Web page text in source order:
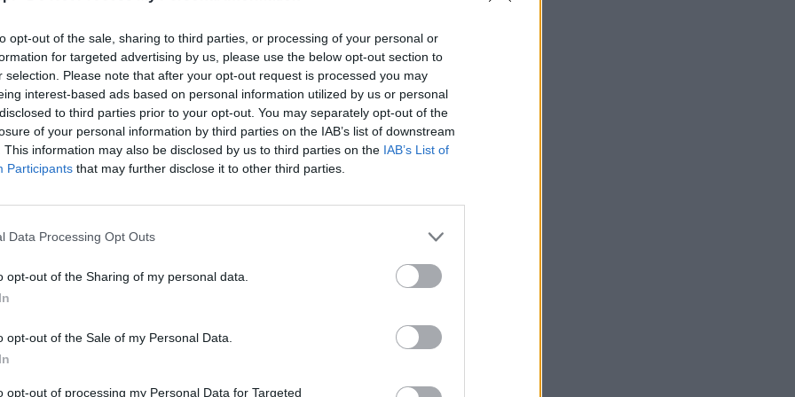
opt-out of the sale, sharing to third parties, or processing of your personal or
for targeted advertising by us, please use the below opt-out section to
selection. Please note that after your opt-out request is processed you may
interest-based ads based on personal information utilized by us or personal
to third parties prior to your opt-out. You may separately opt-out of the
of your personal information by third parties on the IAB’s list of downstream
This information may also be disclosed by us to third parties on the IAB’s List of
Participants that may further disclose it to other third parties.
Data Processing Opt Outs
opt-out of the Sharing of my personal data.
opt-out of the Sale of my Personal Data.
opt-out of processing my Personal Data for Targeted
faktycznie nie mogą
Synodu Plenarnego stanowiono, że